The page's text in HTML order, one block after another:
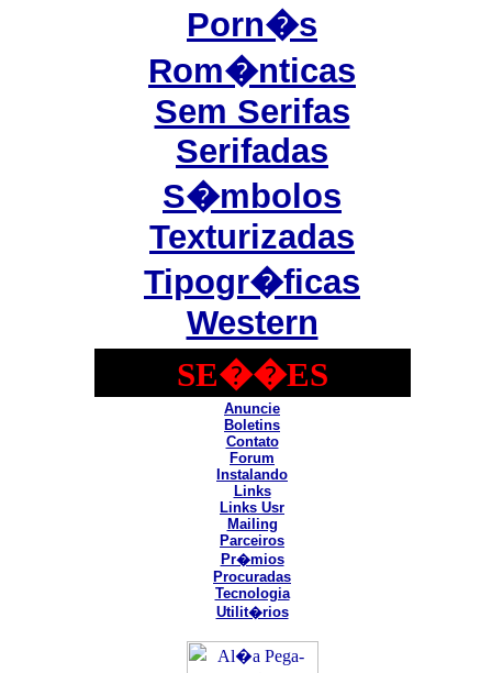
Porn�s
Rom�nticas
Sem Serifas
Serifadas
S�mbolos
Texturizadas
Tipogr�ficas
Western
SE��ES
Anuncie
Boletins
Contato
Forum
Instalando
Links
Links Usr
Mailing
Parceiros
Pr�mios
Procuradas
Tecnologia
Utilit�rios